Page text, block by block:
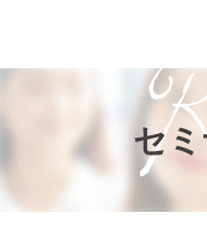
知
子供
セ